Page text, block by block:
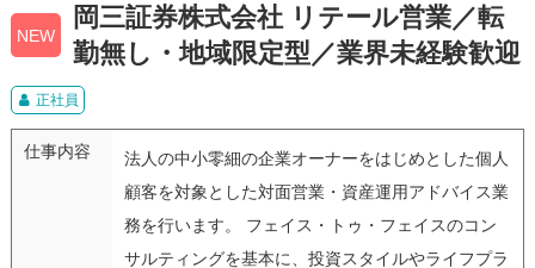
NEW
岡三証券株式会社 リテール営業／転
勤無し・地域限定型／業界未経験歓迎
正社員
仕事内容
法人の中小零細の企業オーナーをはじめとした個人
顧客を対象とした対面営業・資産運用アドバイス業
務を行います。 フェイス・トゥ・フェイスのコン
サルティングを基本に、投資スタイルやライフプラ